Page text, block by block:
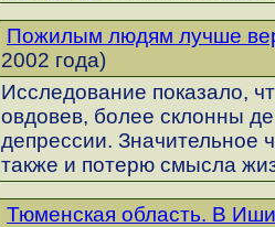
Пожилым людям лучше
2002 года)
Исследование показало,
овдовев, более склонны
депрессии. Значительное
также и потерю смысла
Тюменская область. В